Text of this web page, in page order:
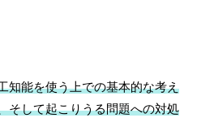
知能を使う上での基本的な考え
そして起こりうる問題への対処